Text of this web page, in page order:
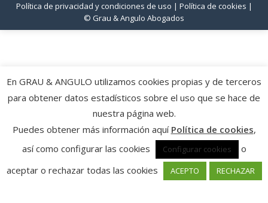
Política de privacidad y condiciones de uso | Política de cookies |
© Grau & Angulo Abogados
En GRAU & ANGULO utilizamos cookies propias y de terceros
para obtener datos estadísticos sobre el uso que se hace de
nuestra página web.
Puedes obtener más información aquí Política de cookies,
así como configurar las cookies
Configurar cookies
o
aceptar o rechazar todas las cookies
ACEPTO RECHAZAR